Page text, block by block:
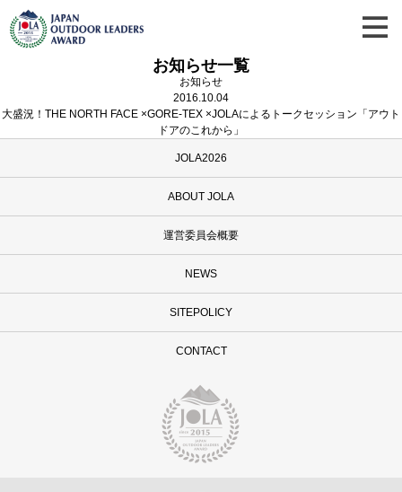
お知らせ一覧
お知らせ
2016.10.04
大盛況！THE NORTH FACE ×GORE-TEX ×JOLAによるトークセッション「アウト
ドアのこれから」
JOLA2026
ABOUT JOLA
運営委員会概要
NEWS
SITEPOLICY
CONTACT